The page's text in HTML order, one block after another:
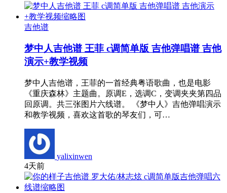
吉他谱
梦中人吉他谱 王菲 c调简单版 吉他弹唱谱 吉他
演示+教学视频
梦中人吉他谱，王菲的一首经典粤语歌曲，也是电影
《重庆森林》主题曲。原调E，选调C，变调夹夹第四品
回原调。共三张图片六线谱。 《梦中人》吉他弹唱演示
和教学视频，喜欢这首歌的琴友们，可…
yalixinwen
4天前